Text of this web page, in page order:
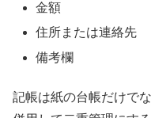
金額
住所または連絡先
備考欄
記帳は紙の台帳だけで